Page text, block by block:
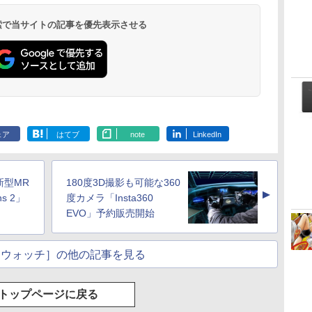
ド、Touch ID - ミッ
ドナイト
当サイトの記事を優先表示させる
ア はてブ note LinkedIn
型MR
2」
180度3D撮影も可能な360
度カメラ「Insta360
EVO」予約販売開始
▲
ォッチ］の他の記事を見る
ップページに戻る